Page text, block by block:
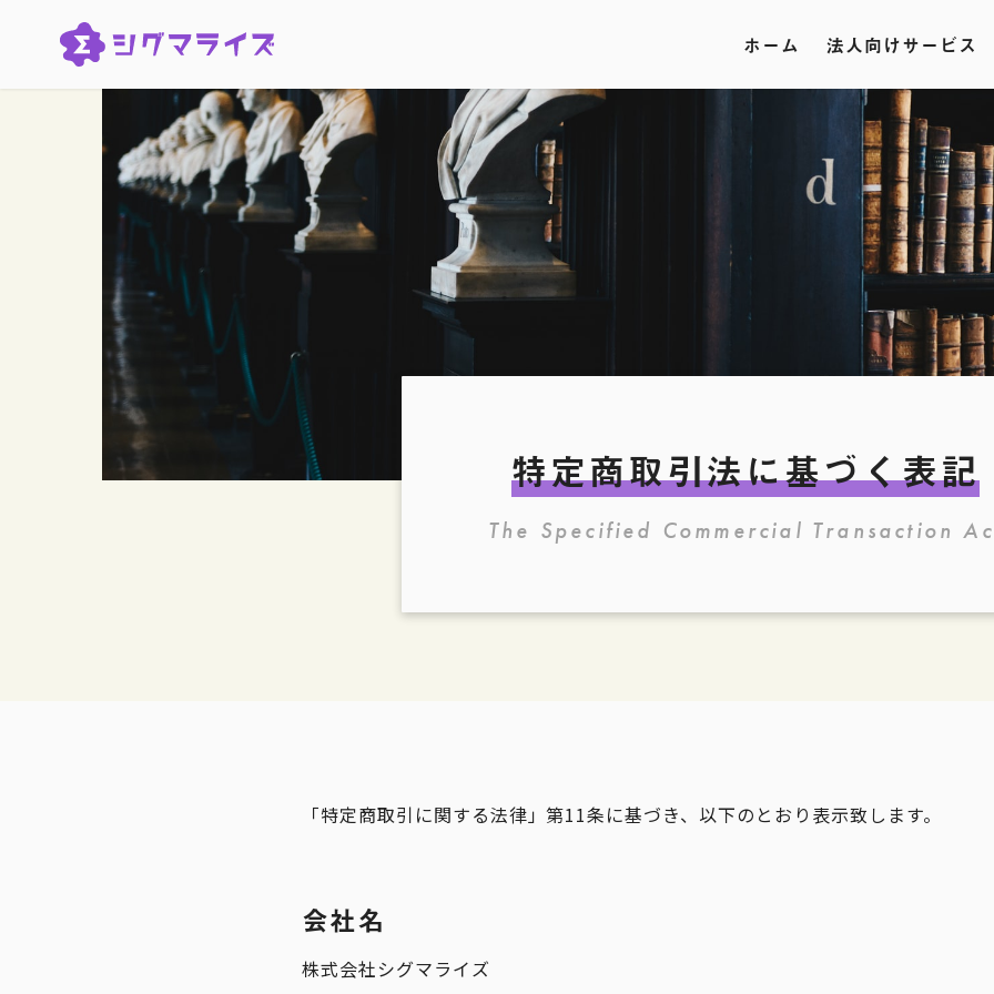
ホーム 法人向けサービス
特定商取引法に基づく表記
The Specified Commercial Transaction
「特定商取引に関する法律」第11条に基づき、以下のとおり表示致します。
会社名
株式会社シグマライズ